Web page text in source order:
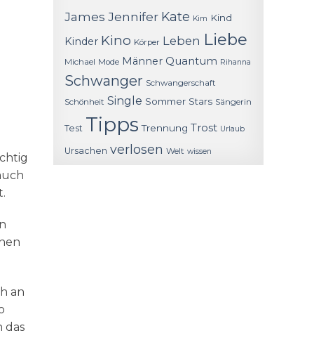
an
das
James Jennifer Kate Kim Kind
Kinder Kino Körper Leben Liebe
Michael Mode Männer Quantum Rihanna
Schwanger Schwangerschaft
Schönheit Single Sommer Stars Sängerin
Test Tipps Trennung Trost Urlaub
Ursachen verlosen Welt wissen